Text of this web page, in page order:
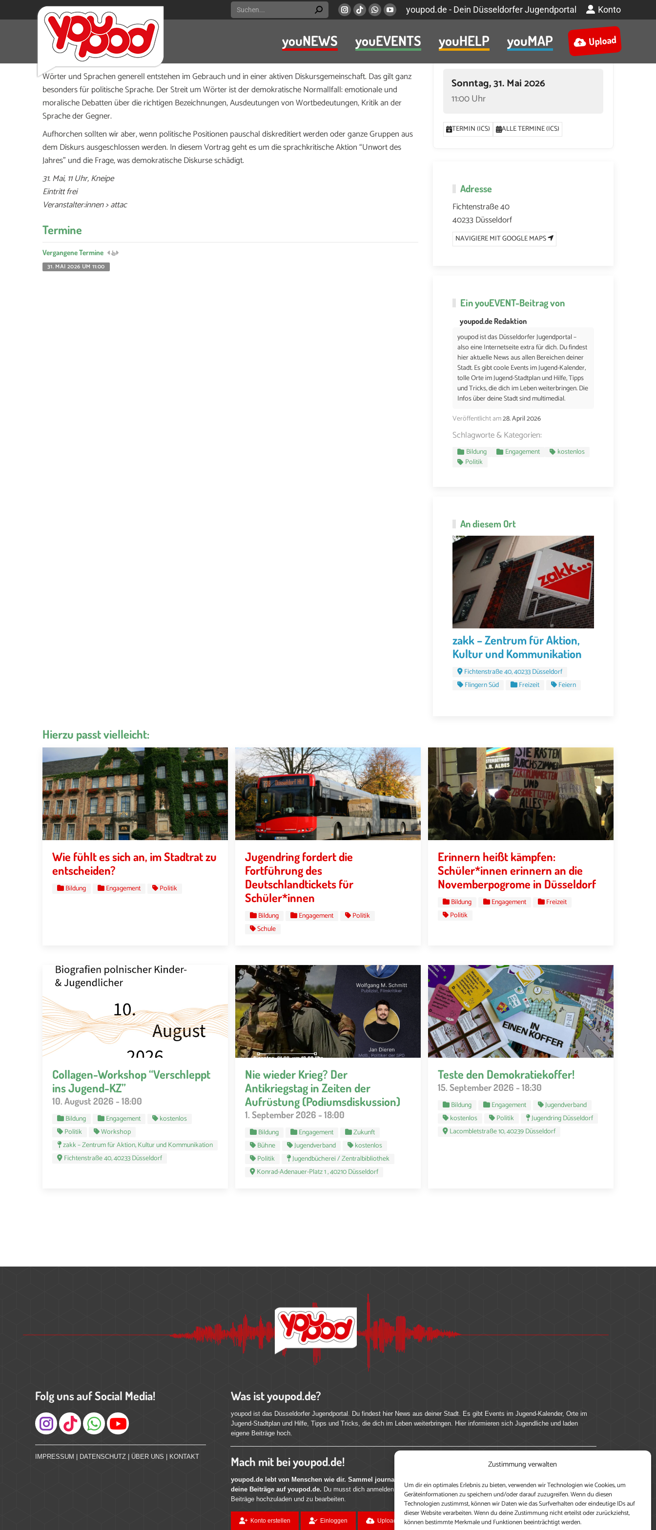
Zustimmung verwalten
Um dir ein optimales Erlebnis zu bieten, verwenden wir Technologien wie Cookies, um
Geräteinformationen zu speichern und/oder darauf zuzugreifen. Wenn du diesen
Technologien zustimmst, können wir Daten wie das Surfverhalten oder eindeutige IDs auf
dieser Website verarbeiten. Wenn du deine Zustimmung nicht erteilst oder zurückziehst,
können bestimmte Merkmale und Funktionen beeinträchtigt werden.
Search:
Instagram
opens
new
window
Viber
opens
in
new
window
Whatsapp
opens
in
new
window
YouTube
opens
in
new
window
youpod.de - Dein Düsseldorfer Jugendportal Konto
youNEWS youEVENTS youHELP youMAP Upload
Was schädigt demokratische Diskurse? Endlich wieder Leben und Debatte am Frühstückstisch – beim
attac-Frühstück.
Wörter und Sprachen generell entstehen im Gebrauch und in einer aktiven Diskursgemeinschaft. Das gilt ganz
besonders für politische Sprache. Der Streit um Wörter ist der demokratische Normallfall: emotionale und
moralische Debatten über die richtigen Bezeichnungen, Ausdeutungen von Wortbedeutungen, Kritik an der
Sprache der Gegner.
Aufhorchen sollten wir aber, wenn politische Positionen pauschal diskreditiert werden oder ganze Gruppen aus
dem Diskurs ausgeschlossen werden. In diesem Vortrag geht es um die sprachkritische Aktion “Unwort des
Jahres” und die Frage, was demokratische Diskurse schädigt.
31. Mai, 11 Uhr, Kneipe
Eintritt frei
Veranstalter:innen > attac
Termine
Vergangene Termine
31. MAI 2026 UM 11:00
Sonntag, 31. Mai 2026
11:00 Uhr
TERMIN (ICS) ALLE TERMINE (ICS)
Adresse
Fichtenstraße 40
40233 Düsseldorf
NAVIGIERE MIT GOOGLE MAPS
EinyouEVENT-Beitrag von
youpod.de Redaktion
youpod ist das Düsseldorfer Jugendportal –
also eine Internetseite extra für dich. Du findest
hier aktuelle News aus allen Bereichen deiner
Stadt. Es gibt coole Events im Jugend-Kalender,
tolle Orte im Jugend-Stadtplan und Hilfe, Tipps
und Tricks, die dich im Leben weiterbringen. Die
Infos über deine Stadt sind multimedial.
Veröffentlicht am28. April 2026
Schlagworte & Kategorien:
Bildung Engagement
kostenlos
Politik
An diesem Ort
zakk – Zentrum für Aktion,
Kultur und Kommunikation
Fichtenstraße 40, 40233 Düsseldorf
Flingern Süd
Freizeit Feiern
Hierzu passt vielleicht:
Wie fühlt es sich an, im Stadtrat zu
entscheiden?
Bildung Engagement Politik
Jugendring fordert die
Fortführung des
Deutschlandtickets für
Schüler*innen
Bildung Engagement
Politik
Schule
Erinnern heißt kämpfen:
Schüler*innen erinnern an die
Novemberpogrome in Düsseldorf
Bildung Engagement
Freizeit
Politik
Collagen-Workshop “Verschleppt
ins Jugend-KZ”
10. August 2026 - 18:00
Bildung Engagement
kostenlos
Politik
Workshop
zakk – Zentrum für Aktion, Kultur und Kommunikation
Fichtenstraße 40, 40233 Düsseldorf
Nie wieder Krieg? Der
Antikriegstag in Zeiten der
Aufrüstung (Podiumsdiskussion)
1. September 2026 - 18:00
Bildung Engagement
Zukunft
Bühne
Jugendverband
kostenlos
Politik
Jugendbücherei / Zentralbibliothek
Konrad-Adenauer-Platz 1 , 40210 Düsseldorf
Teste den Demokratiekoffer!
15. September 2026 - 18:30
Bildung Engagement
Jugendverband
kostenlos
Politik
Jugendring Düsseldorf
Lacombletstraße 10, 40239 Düsseldorf
Folg uns auf Social Media!
Instagram
IMPRESSUM DATENSCHUTZ ÜBER UNS KONTAKT
Was ist youpod.de?
youpod ist das Düsseldorfer Jugendportal. Du findest hier News aus deiner Stadt. Es gibt Events im Jugend-Kalender, Orte im
Jugend-Stadtplan und Hilfe, Tipps und Tricks, die dich im Leben weiterbringen. Hier informieren sich Jugendliche und laden
eigene Beiträge hoch.
Mach mit bei youpod.de!
youpod.de lebt von Menschen wie dir. Sammel journalistische Erfahrung, teile deine Perspektive und veröffentliche
deine Beiträge auf youpod.de. Du musst dich anmelden, um alle Funktionen nutzen zu können, ein Profil anzulegen, eigene
Beiträge hochzuladen und zu bearbeiten.
Konto erstellen Einloggen Upload ohne Login